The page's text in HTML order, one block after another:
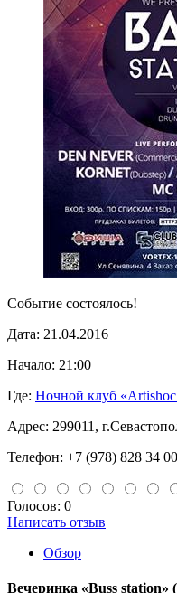
Событие состоялось!
Дата: 21.04.2016
Начало: 21:00
Где: Ночной клуб
Адрес: 299011,
Телефон: +7 (978) 828 34 00
Голосов: 0
Написать отзыв
Обзор
Вечеринка «Buss station»